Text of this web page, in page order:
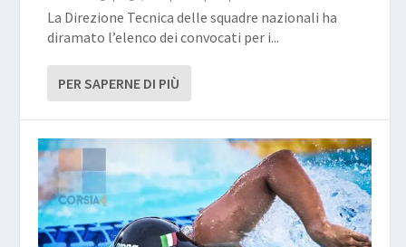
La Direzione Tecnica delle squadre nazionali ha
diramato l’elenco dei convocati per i...
PER SAPERNE DI PIÙ